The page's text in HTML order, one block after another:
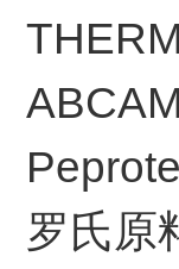
罗氏原